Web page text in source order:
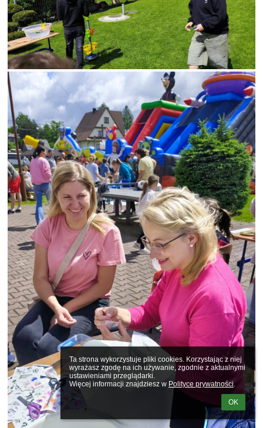
Ta strona wykorzystuje pliki cookies. Korzystając z niej
wyrażasz zgodę na ich używanie, zgodnie z aktualnymi
ustawieniami przeglądarki.
Więcej informacji znajdziesz w Polityce prywatności.
OK